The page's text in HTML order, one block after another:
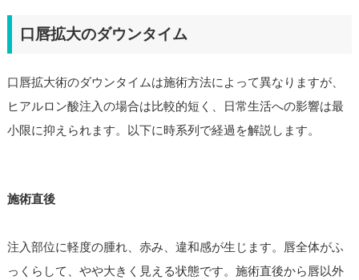
口唇拡大のダウンタイム
口唇拡大術のダウンタイムは施術方法によって異なりますが、
ヒアルロン酸注入の場合は比較的短く、日常生活への影響は最
小限に抑えられます。以下に時系列で経過を解説します。
施術直後
注入部位に軽度の腫れ、赤み、違和感が生じます。唇全体がふ
っくらして、やや大きく見える状態です。施術直後から唇以外